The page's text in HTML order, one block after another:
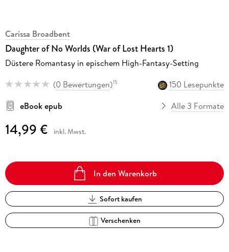
Carissa Broadbent
Daughter of No Worlds (War of Lost Hearts 1)
Düstere Romantasy in epischem High-Fantasy-Setting
(0 Bewertungen)15
150 Lesepunkte
eBook epub
Alle 3 Formate
14,99 € inkl. Mwst.
In den Warenkorb
Sofort kaufen
Verschenken